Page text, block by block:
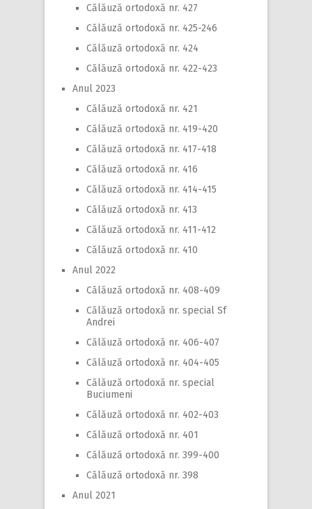
Călăuză ortodoxă nr. 427
Călăuză ortodoxă nr. 425-246
Călăuză ortodoxă nr. 424
Călăuză ortodoxă nr. 422-423
Anul 2023
Călăuză ortodoxă nr. 421
Călăuză ortodoxă nr. 419-420
Călăuză ortodoxă nr. 417-418
Călăuză ortodoxă nr. 416
Călăuză ortodoxă nr. 414-415
Călăuză ortodoxă nr. 413
Călăuză ortodoxă nr. 411-412
Călăuză ortodoxă nr. 410
Anul 2022
Călăuză ortodoxă nr. 408-409
Călăuză ortodoxă nr. special Sf
Andrei
Călăuză ortodoxă nr. 406-407
Călăuză ortodoxă nr. 404-405
Călăuză ortodoxă nr. special
Buciumeni
Călăuză ortodoxă nr. 402-403
Călăuză ortodoxă nr. 401
Călăuză ortodoxă nr. 399-400
Călăuză ortodoxă nr. 398
Anul 2021